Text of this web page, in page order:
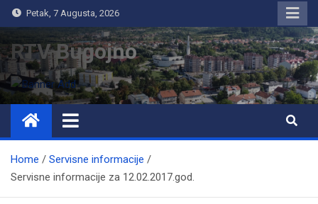
Petak, 7 Augusta, 2026
RTV Bugojno
Home
Servisne informacije
Servisne informacije za 12.02.2017.god.